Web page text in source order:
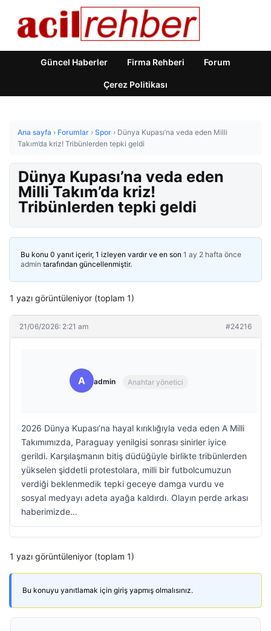
Güncel Haberler Firma Rehberi Forum
Çerez Politikası
Ana sayfa › Forumlar › Spor › Dünya Kupası’na veda eden Milli
Takım’da kriz! Tribünlerden tepki geldi
Dünya Kupası’na veda eden
Milli Takım’da kriz!
Tribünlerden tepki geldi
Bu konu 0 yanıt içerir, 1 izleyen vardır ve en son 1 ay 2 hafta önce
admin tarafından güncellenmiştir.
1 yazı görüntüleniyor (toplam 1)
21/06/2026: 2:21 am #24216
A admin Anahtar yönetici
2026 Dünya Kupası’na hayal kırıklığıyla veda eden A Milli
Takımımızda, Paraguay yenilgisi sonrası sinirler iyice
gerildi. Karşılaşmanın bitiş düdüğüyle birlikte tribünlerden
yükselen şiddetli protestolara, milli bir futbolcumuzun
verdiği beklenmedik tepki geceye damga vurdu ve
sosyal medyayı adeta ayağa kaldırdı. Olayın perde arkası
haberimizde…
1 yazı görüntüleniyor (toplam 1)
Bu konuyu yanıtlamak için giriş yapmış olmalısınız.